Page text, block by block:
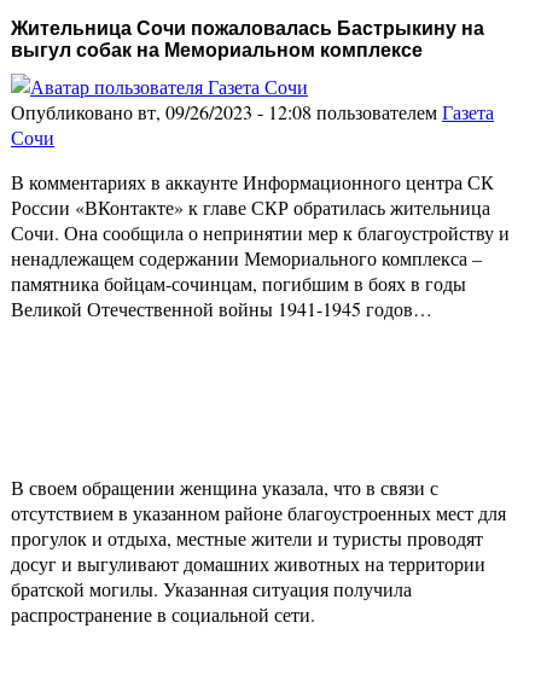
Жительница Сочи пожаловалась Бастрыкину на
выгул собак на Мемориальном комплексе
Опубликовано вт, 09/26/2023 - 12:08 пользователемГазета
Сочи
В комментариях в аккаунте Информационного центра СК
России «ВКонтакте» к главе СКР обратилась жительница
Сочи. Она сообщила о непринятии мер к благоустройству и
ненадлежащем содержании Мемориального комплекса –
памятника бойцам-сочинцам, погибшим в боях в годы
Великой Отечественной войны 1941-1945 годов…
В своем обращении женщина указала, что в связи с
отсутствием в указанном районе благоустроенных мест для
прогулок и отдыха, местные жители и туристы проводят
досуг и выгуливают домашних животных на территории
братской могилы. Указанная ситуация получила
распространение в социальной сети.